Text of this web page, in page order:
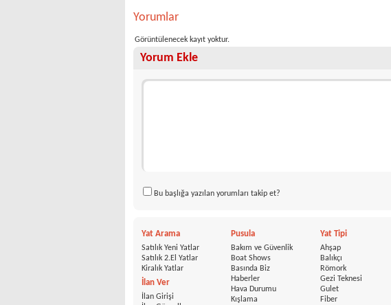
Yorumlar
Görüntülenecek kayıt yoktur.
Yorum Ekle
Bu başlığa yazılan yorumları takip et?
Yat Arama
Satılık Yeni Yatlar
Satılık 2.El Yatlar
Kiralık Yatlar
İlan Ver
İlan Girişi
Pusula
Bakım ve Güvenlik
Boat Shows
Basında Biz
Haberler
Hava Durumu
Kışlama
Yat Tipi
Ahşap
Balıkçı
Römork
Gezi Teknesi
Gulet
Fiber